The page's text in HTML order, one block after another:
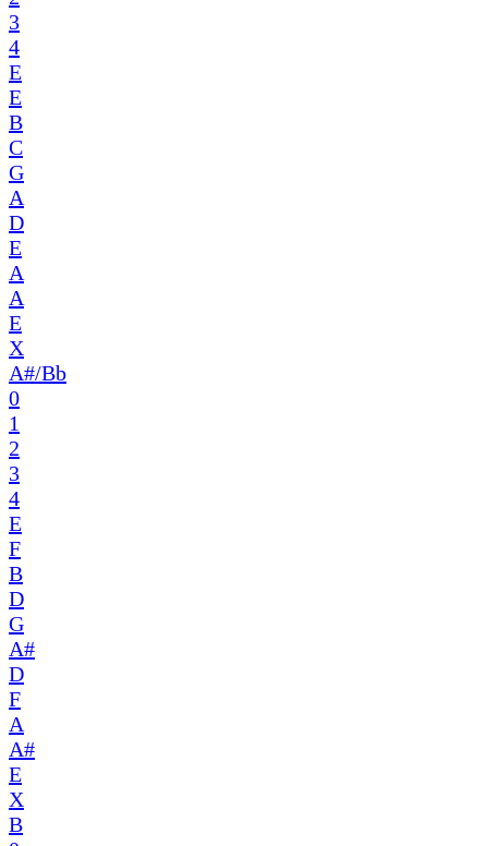
3
4
E
E
B
C
G
A
D
E
A
A
E
X
A#/Bb
0
1
2
3
4
E
F
B
D
G
A#
D
F
A
A#
E
X
B